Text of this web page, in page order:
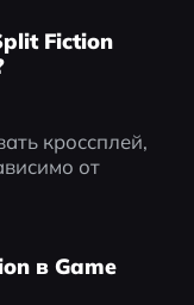
Fiction
кроссплей,
от
в Game